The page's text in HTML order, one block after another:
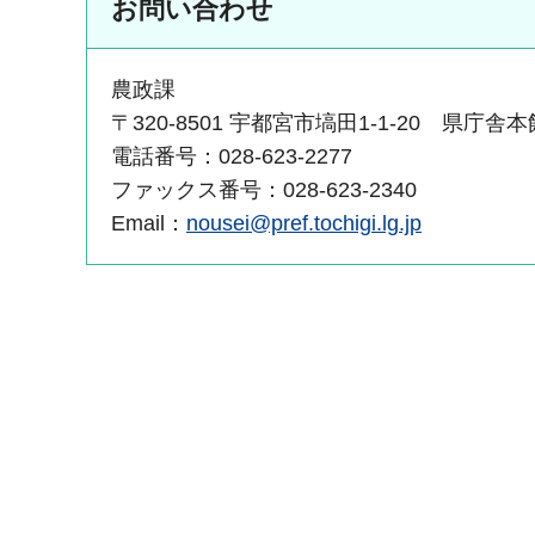
お問い合わせ
農政課
〒320-8501 宇都宮市塙田1-1-20 県庁舎本
電話番号：028-623-2277
ファックス番号：028-623-2340
Email： nousei@pref.tochigi.lg.jp